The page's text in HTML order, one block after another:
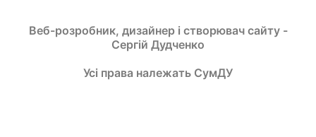
Веб-розробник, дизайнер і створювач сайту -
Сергій Дудченко
Усі права належать СумДУ